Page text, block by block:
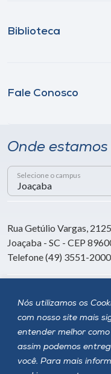
Nós utilizamos os
com nosso site mais
entender melhor
assim podemos
você. Para mais
Biblioteca
Fale Conosco
Onde estamos
Selecione o campus
Rua Getúlio Vargas,
Joaçaba - SC - CEP
Telefone (49) 3551-2000
Siga a Unoesc